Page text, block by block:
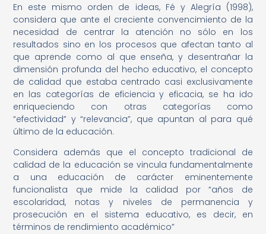
En este mismo orden de ideas, Fé y Alegría (1998),
considera que ante el creciente convencimiento de la
necesidad de centrar la atención no sólo en los
resultados sino en los procesos que afectan tanto al
que aprende como al que enseña, y desentrañar la
dimensión profunda del hecho educativo, el concepto
de calidad que estaba centrado casi exclusivamente
en las categorías de eficiencia y eficacia, se ha ido
enriqueciendo con otras categorías como
“efectividad” y “relevancia”, que apuntan al para qué
último de la educación.
Considera además que el concepto tradicional de
calidad de la educación se vincula fundamentalmente
a una educación de carácter eminentemente
funcionalista que mide la calidad por “años de
escolaridad, notas y niveles de permanencia y
prosecución en el sistema educativo, es decir, en
términos de rendimiento académico”